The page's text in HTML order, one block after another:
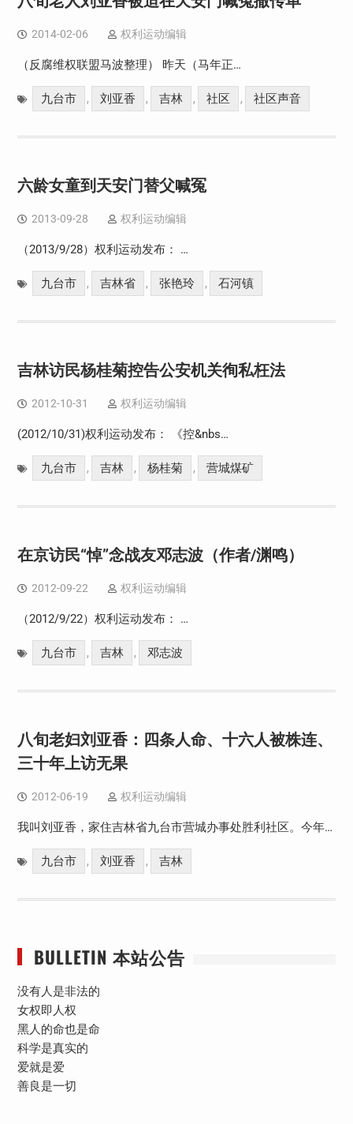
2014-02-06 权利运动编辑
（反腐维权联盟马波整理） 昨天（马年正…
九台市 , 刘亚香 , 吉林 , 社区 , 社区声音
六龄女童到天安门替父喊冤
2013-09-28 权利运动编辑
（2013/9/28）权利运动发布： …
九台市 , 吉林省 , 张艳玲 , 石河镇
吉林访民杨桂菊控告公安机关徇私枉法
2012-10-31 权利运动编辑
(2012/10/31)权利运动发布： 《控&nbs…
九台市 , 吉林 , 杨桂菊 , 营城煤矿
在京访民“悼”念战友邓志波（作者/渊鸣）
2012-09-22 权利运动编辑
（2012/9/22）权利运动发布： …
九台市 , 吉林 , 邓志波
八旬老妇刘亚香：四条人命、十六人被株连、
三十年上访无果
2012-06-19 权利运动编辑
我叫刘亚香，家住吉林省九台市营城办事处胜利社区。今年…
九台市 , 刘亚香 , 吉林
BULLETIN 本站公告
没有人是非法的
女权即人权
黑人的命也是命
科学是真实的
爱就是爱
善良是一切